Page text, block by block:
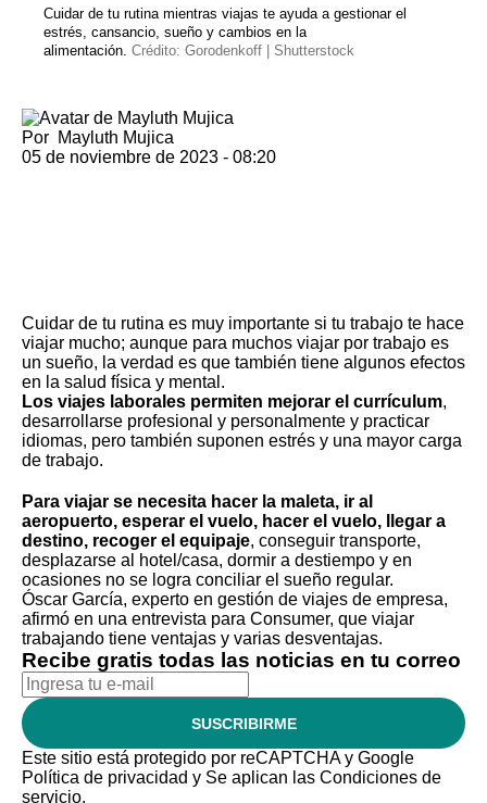
Cuidar de tu rutina mientras viajas te ayuda a gestionar el
estrés, cansancio, sueño y cambios en la
alimentación. Crédito: Gorodenkoff | Shutterstock
Por Mayluth Mujica
05 de noviembre de 2023 - 08:20
Cuidar de tu rutina es muy importante si tu trabajo te hace
viajar mucho; aunque para muchos viajar por trabajo es
un sueño, la verdad es que también tiene algunos efectos
en la salud física y mental.
Los viajes laborales permiten mejorar el currículum,
desarrollarse profesional y personalmente y practicar
idiomas, pero también suponen estrés y una mayor carga
de trabajo.
Para viajar se necesita hacer la maleta, ir al
aeropuerto, esperar el vuelo, hacer el vuelo, llegar a
destino, recoger el equipaje, conseguir transporte,
desplazarse al hotel/casa, dormir a destiempo y en
ocasiones no se logra conciliar el sueño regular.
Óscar García, experto en gestión de viajes de empresa,
afirmó en una entrevista para Consumer, que viajar
trabajando tiene ventajas y varias desventajas.
Recibe gratis todas las noticias en tu correo
SUSCRIBIRME
Este sitio está protegido por reCAPTCHA y Google
Política de privacidad y Se aplican las Condiciones de
servicio.